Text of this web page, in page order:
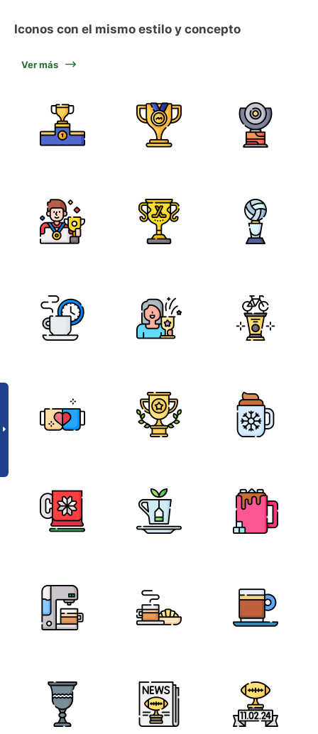
Iconos con el mismo estilo y concepto
Ver más